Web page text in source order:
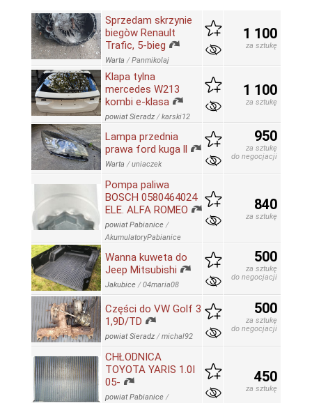
Sprzedam skrzynie
biegòw Renault
Trafic, 5-bieg
Warta /Panmikolaj
1 100
za sztukę
Klapa tylna
mercedes W213
kombi e-klasa
powiat Sieradz /karski12
1 100
za sztukę
Lampa przednia
prawa ford kuga ll
Warta /uniaczek
950
za sztukę
do negocjacji
Pompa paliwa
BOSCH 0580464024
ELE. ALFA ROMEO
powiat Pabianice /
AkumulatoryPabianice
840
za sztukę
Wanna kuweta do
Jeep Mitsubishi
Jakubice /04maria08
500
za sztukę
do negocjacji
Części do VW Golf 3
1,9D/TD
powiat Sieradz /michal92
500
za sztukę
do negocjacji
CHŁODNICA
TOYOTA YARIS 1.0I
05-
powiat Pabianice /
450
za sztukę